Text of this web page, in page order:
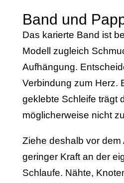
Band und
Das karierte Band ist
Modell zugleich
Aufhängung.
Verbindung zum Herz.
geklebte Schleife trägt
möglicherweise nicht
Ziehe deshalb vor dem
geringer Kraft an der
Schlaufe. Nähte,